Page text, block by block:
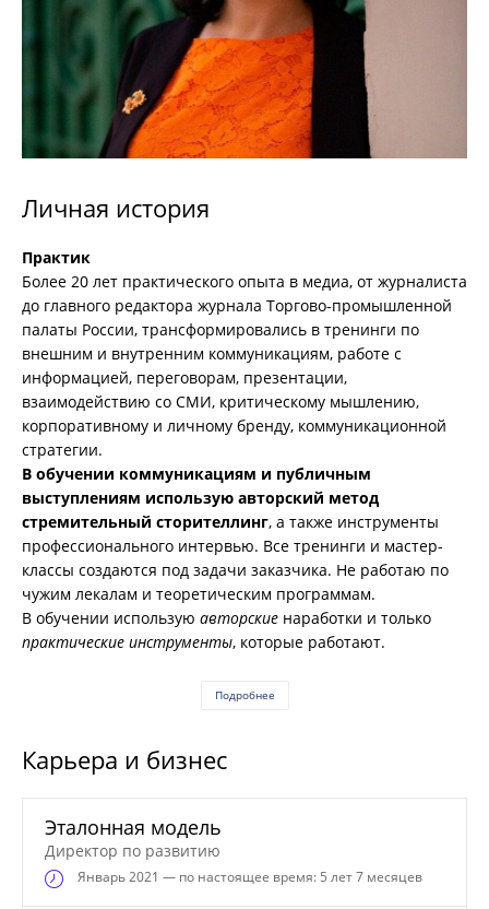
Личная история
Практик
Более 20 лет практического опыта в медиа, от журналиста
до главного редактора журнала Торгово-промышленной
палаты России, трансформировались в тренинги по
внешним и внутренним коммуникациям, работе с
информацией, переговорам, презентации,
взаимодействию со СМИ, критическому мышлению,
корпоративному и личному бренду, коммуникационной
стратегии.
В обучении коммуникациям и публичным
выступлениям использую авторский метод
стремительный сторителлинг, а также инструменты
профессионального интервью. Все тренинги и мастер-
классы создаются под задачи заказчика. Не работаю по
чужим лекалам и теоретическим программам.
В обучении использую авторские наработки и только
практические инструменты, которые работают.
Подробнее
Карьера и бизнес
Эталонная модель
Директор по развитию
Январь2021 — по настоящее время: 5 лет 7 месяцев